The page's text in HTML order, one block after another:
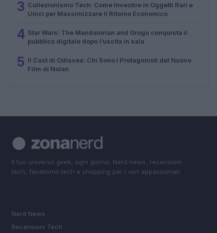
3 Collezionismo Tech: Come Investire in Oggetti Rari e
Unici per Massimizzare il Ritorno Economico
4 Star Wars: The Mandalorian and Grogu conquista il
pubblico digitale dopo l’uscita in sala
5 Il Cast di Odissea: Chi Sono i Protagonisti del Nuovo
Film di Nolan
Il tuo universo geek, ogni giorno. Nerd news, recensioni
tech, fanatismo tech e shopping per i veri appassionati.
Nerd News
Recensioni Tech